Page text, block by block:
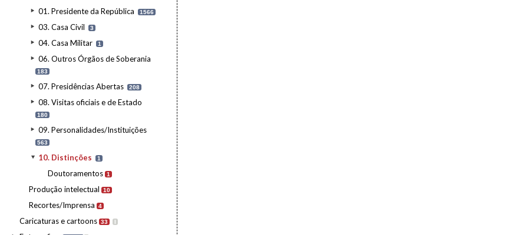
01. Presidente da República 1566
03. Casa Civil 3
04. Casa Militar 1
06. Outros Órgãos de Soberania
183
07. Presidências Abertas 208
08. Visitas oficiais e de Estado
180
09. Personalidades/Instituições
563
10. Distinções 1
Doutoramentos 1
Produção intelectual 10
Recortes/Imprensa 4
Caricaturas e cartoons 33 I